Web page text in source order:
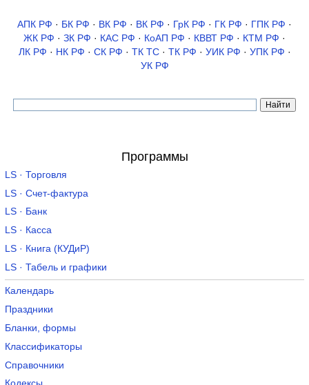
АПК РФ · БК РФ · ВК РФ · ВК РФ · ГрК РФ · ГК РФ · ГПК РФ ·
ЖК РФ · ЗК РФ · КАС РФ · КоАП РФ · КВВТ РФ · КТМ РФ ·
ЛК РФ · НК РФ · СК РФ · ТК TC· ТК РФ · УИК РФ · УПК РФ ·
УК РФ
Программы
LS · Торговля
LS · Счет-фактура
LS · Банк
LS · Касса
LS · Книга (КУДиР)
LS · Табель и графики
Календарь
Праздники
Бланки, формы
Классификаторы
Справочники